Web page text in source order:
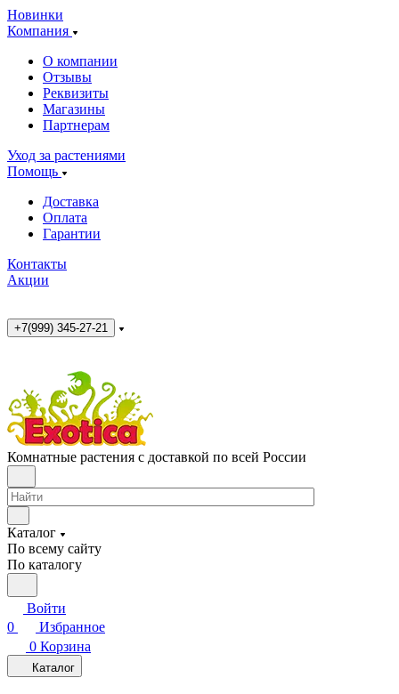
Новинки
Компания
О компании
Отзывы
Реквизиты
Магазины
Партнерам
Уход за растениями
Помощь
Доставка
Оплата
Гарантии
Контакты
Акции
+7(999) 345-27-21
Комнатные растения с доставкой по всей России
Каталог
По всему сайту
По каталогу
Войти
0
Избранное
0 Корзина
Каталог